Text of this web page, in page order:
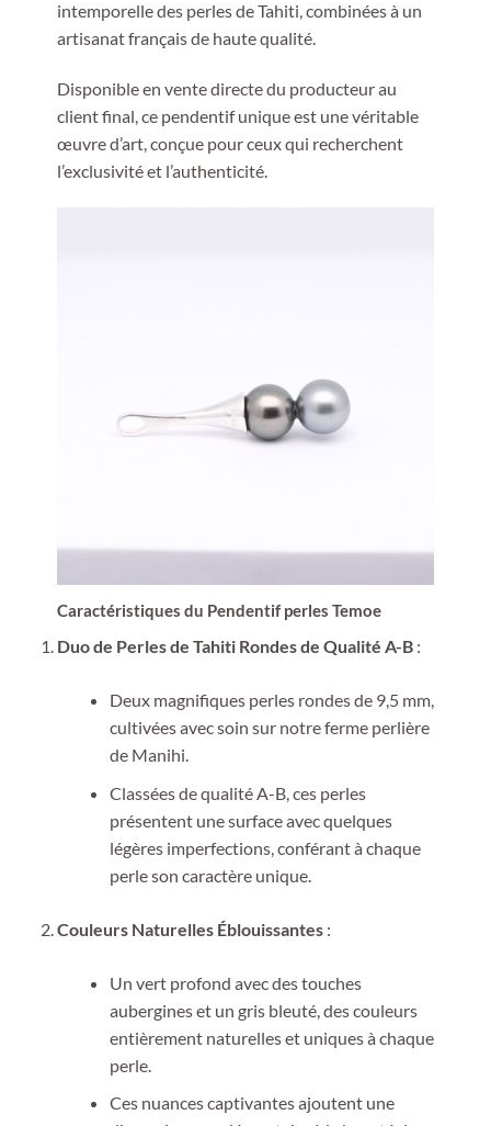
intemporelle des perles de Tahiti, combinées à un
artisanat français de haute qualité.
Disponible en vente directe du producteur au
client final, ce pendentif unique est une véritable
œuvre d’art, conçue pour ceux qui recherchent
l’exclusivité et l’authenticité.
Caractéristiques du Pendentif perles Temoe
Duo de Perles de Tahiti Rondes de Qualité A-B:
Deux magnifiques perles rondes de 9,5 mm,
cultivées avec soin sur notre ferme perlière
de Manihi.
Classées de qualité A-B, ces perles
présentent une surface avec quelques
légères imperfections, conférant à chaque
perle son caractère unique.
Couleurs Naturelles Éblouissantes:
Un vert profond avec des touches
aubergines et un gris bleuté, des couleurs
entièrement naturelles et uniques à chaque
perle.
Ces nuances captivantes ajoutent une